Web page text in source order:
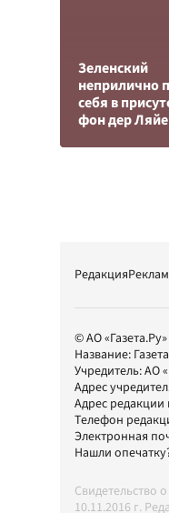
Зеленский
неприлично
cебя в
фон дер
Редакция
© АО
Название:
Учредитель:АО
Адрес
Адрес редакции
Телефон
Электронная
Нашли
Свидетельство
10.11.2016 г.